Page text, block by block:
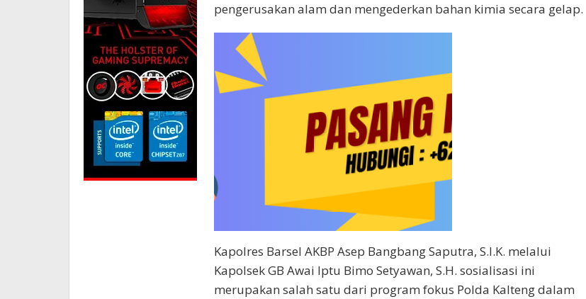
pengerusakan alam dan mengederkan bahan kimia secara gelap.
Kapolres Barsel AKBP Asep Bangbang Saputra, S.I.K. melalui
Kapolsek GB Awai Iptu Bimo Setyawan, S.H. sosialisasi ini
merupakan salah satu dari program fokus Polda Kalteng dalam